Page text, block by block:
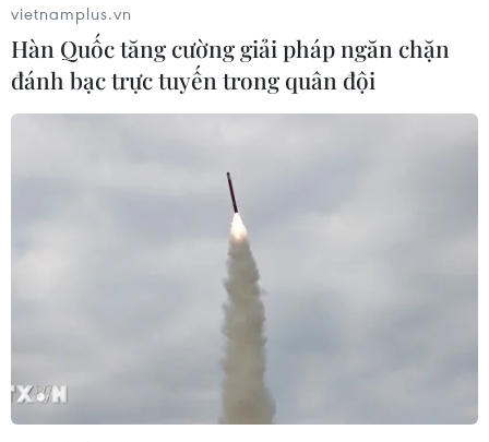
Lễ hội Càphê Buôn Ma Thuột lần thứ 9 năm
2025 với chủ đề “Buôn Ma Thuột - Điểm đến của
càphê thế giới” diễn ra từ ngày 9-13/3/2025 với
nhiều hoạt động hấp dẫn và ấn tượng.
vietnamplus.vn
Hàn Quốc tăng cường giải pháp ngăn chặn
đánh bạc trực tuyến trong quân đội